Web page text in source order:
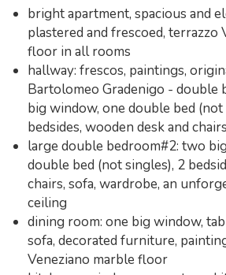
bright apartment, spacious and
plastered and frescoed, terrazzo
floor in all rooms
hallway: frescos, paintings,
Bartolomeo Gradenigo - double
big window, one double bed (not
bedsides, wooden desk and
large double bedroom#2: two
double bed (not singles), 2
chairs, sofa, wardrobe, an
ceiling
dining room: one big window,
sofa, decorated furniture,
Veneziano marble floor